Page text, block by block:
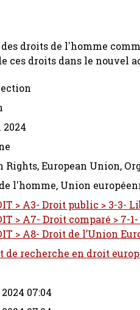
droits de l'homme
ces droits dans le nouvel
Rights, European Union,
l'homme, Union
> A3- Droit public > 3-3-
> A7- Droit comparé > 7-
> A8- Droit de l’Union
de recherche en droit
07:04